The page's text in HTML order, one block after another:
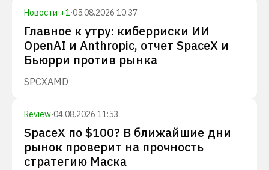
Новости·+1·05.08.2026 10:37
Главное к утру: киберриски ИИ
OpenAI и Anthropic, отчет SpaceX и
Бьюрри против рынка
SPCXAMD
Review·04.08.2026 11:53
SpaceX по $100? В ближайшие дни
рынок проверит на прочность
стратегию Маска